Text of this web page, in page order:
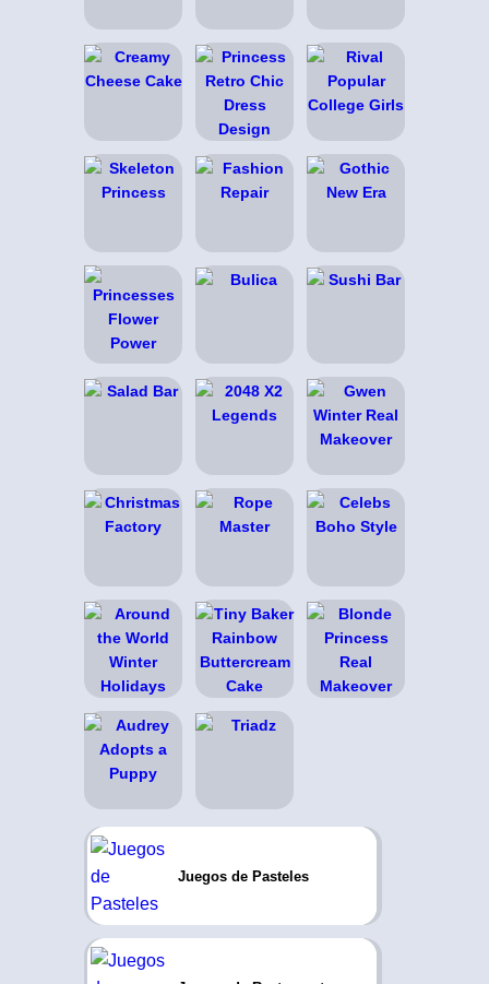
Juegos de Pasteles